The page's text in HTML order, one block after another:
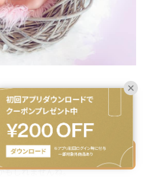
フトを一覧から探す
あまりかしこまった言葉でなくて
知るのが他の人より早いケース
あまり遅くならないように、タイ